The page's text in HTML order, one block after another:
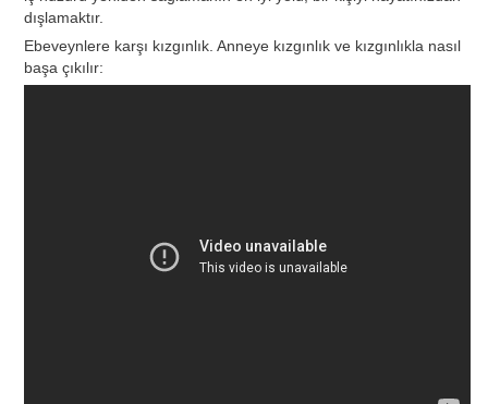
dışlamaktır.
Ebeveynlere karşı kızgınlık. Anneye kızgınlık ve kızgınlıkla nasıl
başa çıkılır: